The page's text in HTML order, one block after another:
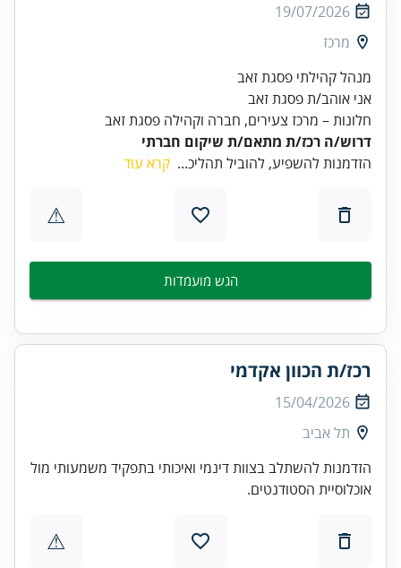
19/07/2026
מרכז
חלונות – מרכז צעירים, חברה וקהילה פסגת זאב
דרוש/ה רכז/ת מתאם/ת שיקום חברתי
הזדמנות להשפיע, להוביל תהליכ... קרא עוד
⚠
הגש מועמדות
רכז/ת הכוון אקדמי
15/04/2026
תל אביב
הזדמנות להשתלב בצוות דינמי ואיכותי בתפקיד משמעותי מול
אוכלוסיית הסטודנטים.
⚠